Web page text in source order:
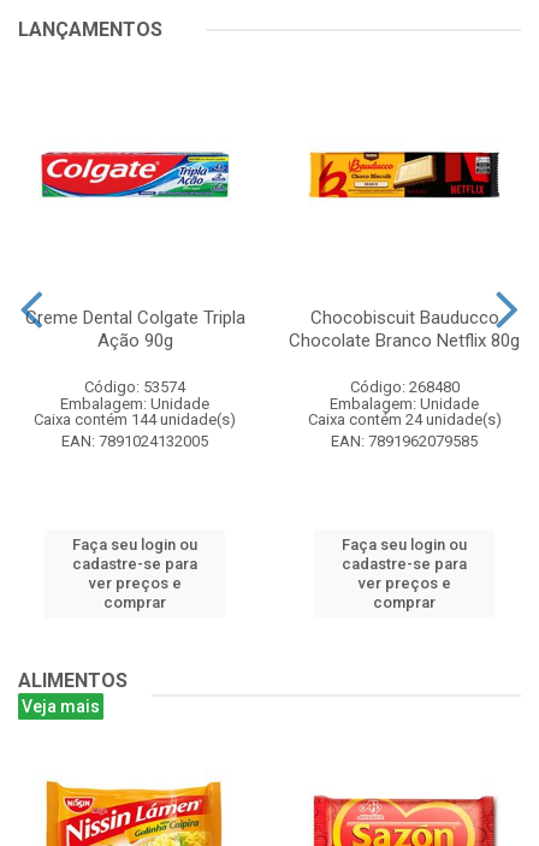
LANÇAMENTOS
Creme Dental Colgate Tripla
Ação 90g
Código: 53574
Embalagem: Unidade
Caixa contém 144 unidade(s)
EAN: 7891024132005
Faça seu login ou
cadastre-se para
ver preços e
comprar
Chocobiscuit Bauducco
Chocolate Branco Netflix 80g
Código: 268480
Embalagem: Unidade
Caixa contém 24 unidade(s)
EAN: 7891962079585
Faça seu login ou
cadastre-se para
ver preços e
comprar
ALIMENTOS
Veja mais